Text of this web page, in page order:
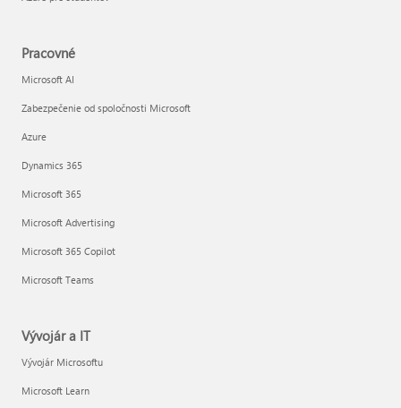
Pracovné
Microsoft AI
Zabezpečenie od spoločnosti Microsoft
Azure
Dynamics 365
Microsoft 365
Microsoft Advertising
Microsoft 365 Copilot
Microsoft Teams
Vývojár a IT
Vývojár Microsoftu
Microsoft Learn